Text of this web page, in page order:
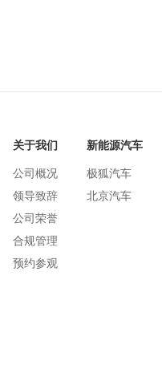
关于我们
公司概况
领导致辞
公司荣誉
合规管理
预约参观
新能源汽车
极狐汽车
北京汽车